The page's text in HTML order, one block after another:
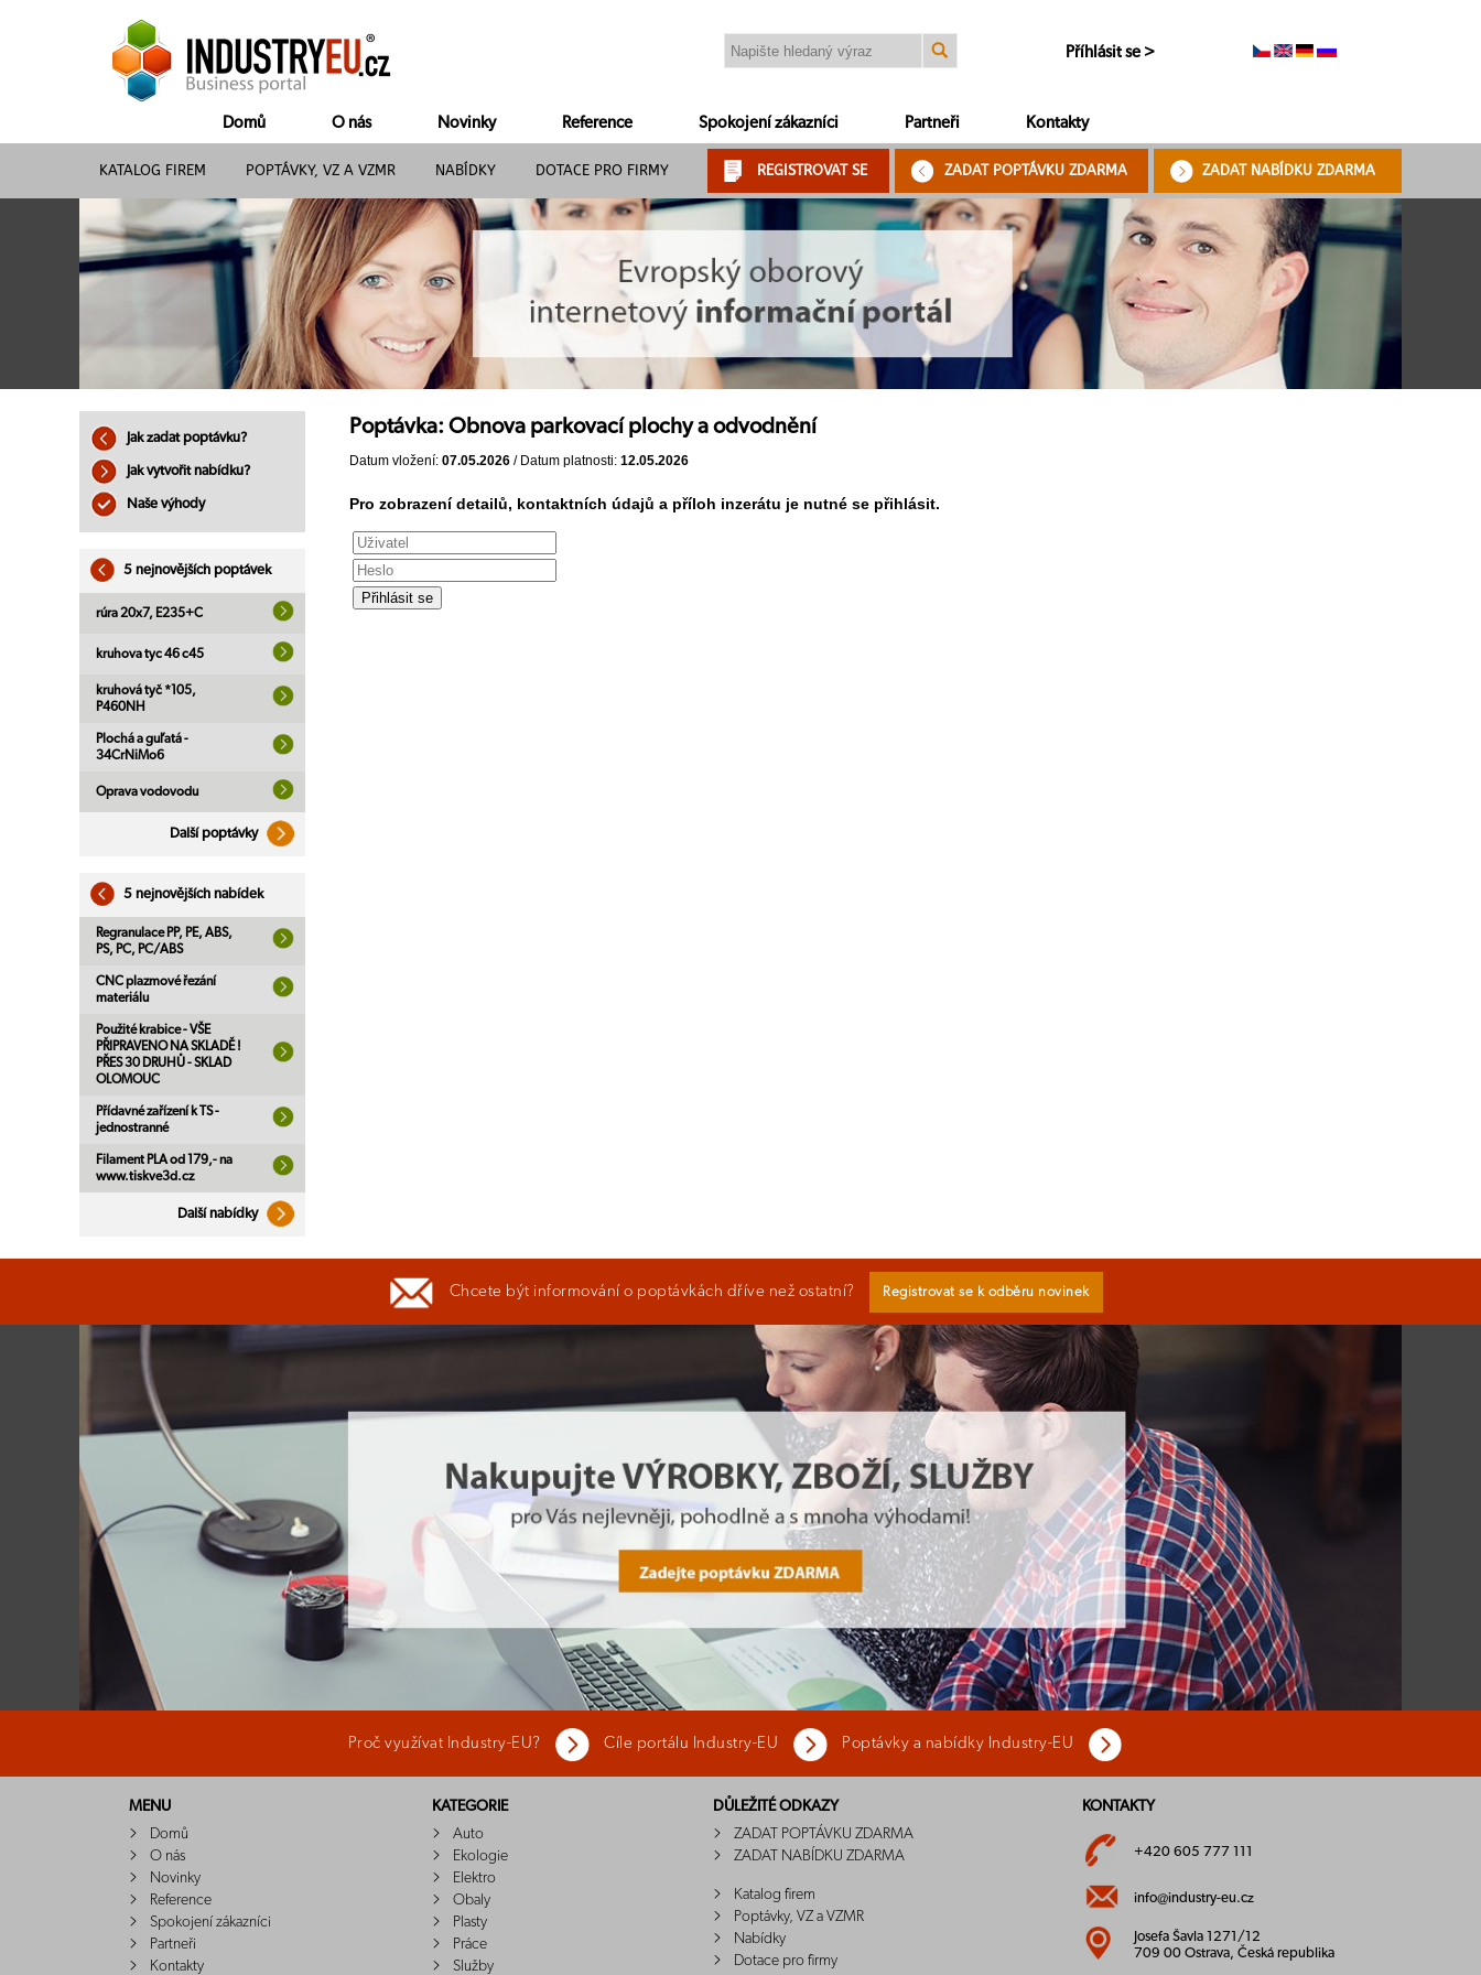
Příhlásit se >
Domů O nás Novinky Reference Spokojení zákazníci Partneři Kontakty
KATALOG FIREM POPTÁVKY, VZ A VZMR NABÍDKY DOTACE PRO FIRMY REGISTROVAT SE ZADAT POPTÁVKU ZDARMA ZADAT NABÍDKU ZDARMA
Jak zadat poptávku?
Jak vytvořit nabídku?
Naše výhody
5 nejnovějších poptávek
rúra 20x7, E235+C
kruhova tyc 46 c45
kruhová tyč *105,
P460NH
Plochá a guľatá -
34CrNiMo6
Oprava vodovodu
Další poptávky
5 nejnovějších nabídek
Regranulace PP, PE, ABS,
PS, PC, PC/ABS
CNC plazmové řezání
materiálu
Použité krabice - VŠE
PŘIPRAVENO NA SKLADĚ !
PŘES 30 DRUHŮ - SKLAD
OLOMOUC
Přídavné zařízení k TS -
jednostranné
Filament PLA od 179,- na
www.tiskve3d.cz
Další nabídky
Poptávka: Obnova parkovací plochy a odvodnění
Datum vložení: 07.05.2026 / Datum platnosti: 12.05.2026
Pro zobrazení detailů, kontaktních údajů a příloh inzerátu je nutné se přihlásit.
Chcete být informování o poptávkách dříve než ostatní? Registrovat se k odběru novinek
Proč využívat Industry-EU? Cíle portálu Industry-EU Poptávky a nabídky Industry-EU
MENU
Domů
O nás
Novinky
Reference
Spokojení zákazníci
Partneři
Kontakty
KATEGORIE
Auto
Ekologie
Elektro
Obaly
Plasty
Práce
Služby
DŮLEŽITÉ ODKAZY
ZADAT POPTÁVKU ZDARMA
ZADAT NABÍDKU ZDARMA
Katalog firem
Poptávky, VZ a VZMR
Nabídky
Dotace pro firmy
KONTAKTY
+420 605 777 111
info@industry-eu.cz
Josefa Šavla 1271/12
709 00 Ostrava, Česká republika